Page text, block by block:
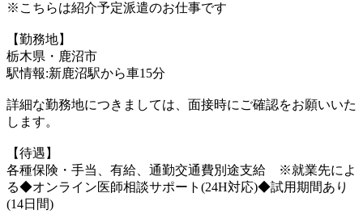
※こちらは紹介予定派遣のお仕事です
【勤務地】
栃木県・鹿沼市
駅情報:新鹿沼駅から車15分
詳細な勤務地につきましては、面接時にご確認をお願いいた
します。
【待遇】
各種保険・手当、有給、通勤交通費別途支給 ※就業先によ
る◆オンライン医師相談サポート(24H対応)◆試用期間あり
(14日間)